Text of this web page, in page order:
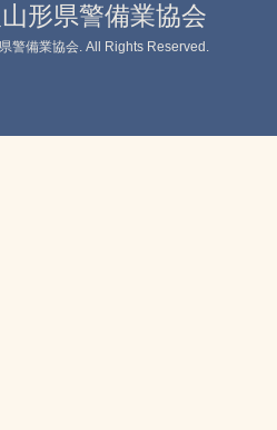
形県警備業協会
警備業協会. All Rights Reserved.